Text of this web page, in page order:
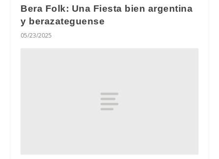
Bera Folk: Una Fiesta bien argentina
y berazateguense
05/23/2025